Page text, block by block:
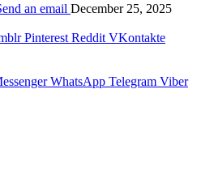
an email December 25, 2025
Pinterest Reddit VKontakte
WhatsApp Telegram Viber